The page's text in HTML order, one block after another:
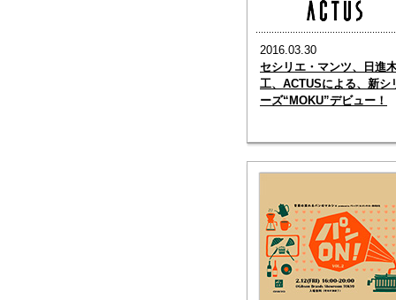
2016.03.30
セシリエ・マンツ、日進
工、ACTUSによる、新シ
ーズ“MOKU”デビュー！